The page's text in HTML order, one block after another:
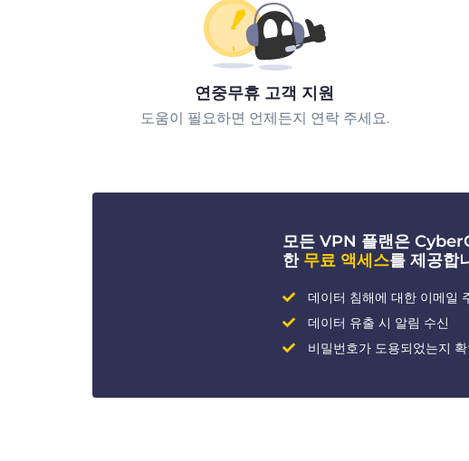
연중무휴 고객 지원
도움이 필요하면 언제든지 연락 주세요.
모든 VPN 플랜은
한 무료 액세스를 제공합
데이터 침해에 대한 이메일
데이터 유출 시 알림 수신
비밀번호가 도용되었는지